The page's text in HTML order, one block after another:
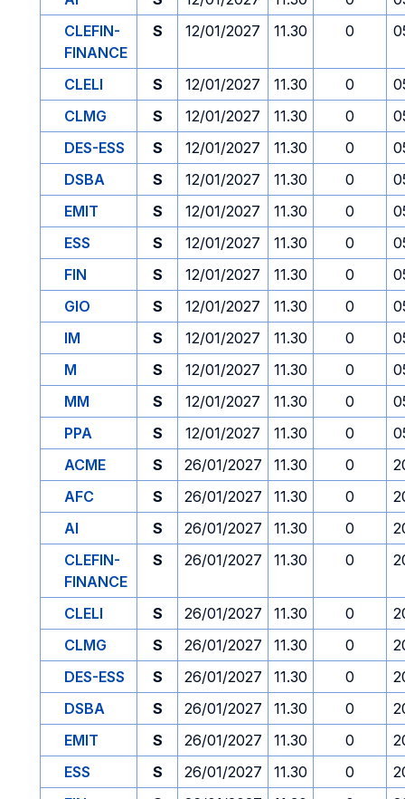
CLEFIN-
FINANCE
S 12/01/2027 11.30 0
CLELI S 12/01/2027 11.30 0
CLMG
S 12/01/2027 11.30 0
DES-ESS
S 12/01/2027 11.30 0
DSBA
S 12/01/2027 11.30 0
EMIT
S 12/01/2027 11.30 0
ESS
S 12/01/2027 11.30 0
FIN
S 12/01/2027 11.30 0
GIO
S 12/01/2027 11.30 0
IM
S 12/01/2027 11.30 0
M
S 12/01/2027 11.30 0
MM
S 12/01/2027 11.30 0
PPA
S 12/01/2027 11.30 0
ACME
S 26/01/2027 11.30 0
AFC
S 26/01/2027 11.30 0
AI
S 26/01/2027 11.30 0
CLEFIN-
FINANCE
S 26/01/2027 11.30 0
CLELI S 26/01/2027 11.30 0
CLMG
S 26/01/2027 11.30 0
DES-ESS
S 26/01/2027 11.30 0
DSBA
S 26/01/2027 11.30 0
EMIT
S 26/01/2027 11.30 0
ESS
S 26/01/2027 11.30 0